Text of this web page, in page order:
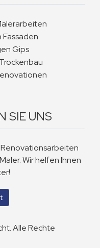
Gips
SIE UNS
Wir helfen Ihnen
Alle Rechte